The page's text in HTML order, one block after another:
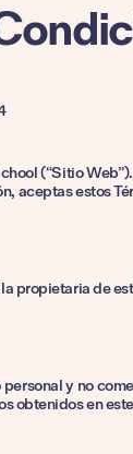
(“Sitio
aceptas estos
propietaria de
personal y no
obtenidos en